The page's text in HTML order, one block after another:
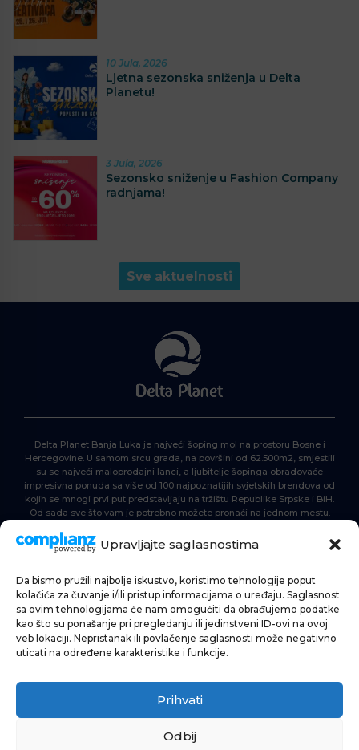
Upravljajte saglasnostima
Da bismo pružili najbolje iskustvo, koristimo tehnologije poput
kolačića za čuvanje i/ili pristup informacijama o uređaju. Saglasnost
sa ovim tehnologijama će nam omogućiti da obrađujemo podatke
kao što su ponašanje pri pregledanju ili jedinstveni ID-ovi na ovoj
veb lokaciji. Nepristanak ili povlačenje saglasnosti može negativno
uticati na određene karakteristike i funkcije.
Prihvati
Odbij
10 Jula, 2026
Ljetna sezonska sniženja u Delta
Planetu!
3 Jula, 2026
Sezonsko sniženje u Fashion Company
radnjama!
Sve aktuelnosti
Delta Planet Banja Luka je najveći šoping mol na prostoru Bosne i
Hercegovine. U samom srcu grada, na površini od 62.500m2, smjestili
su se najveći maloprodajni lanci, a ljubitelje šopinga obradovaće
impresivna ponuda sa više od 100 najpoznatijih svjetskih brendova od
kojih se mnogi prvi put predstavljaju na tržištu Republike Srpske i BiH.
Od sada sve što vam je potrebno možete pronaći na jednom mestu.
POČETNA
ŠOPING
AKTUELNOSTI
ZABAVA